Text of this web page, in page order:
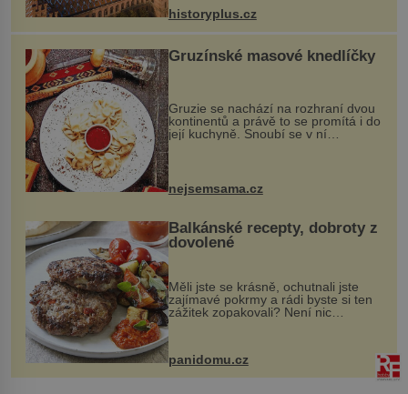
historyplus.cz
Gruzínské masové knedlíčky
Gruzie se nachází na rozhraní dvou
kontinentů a právě to se promítá i do
její kuchyně. Snoubí se v ní
evropské a asijské chutě a díky tomu
pokrmy, které rozhodně st...
nejsemsama.cz
Balkánské recepty, dobroty z
dovolené
Měli jste se krásně, ochutnali jste
zajímavé pokrmy a rádi byste si ten
zážitek zopakovali? Není nic
snazšího. Pljeskavica (10 porcí)
Možná jste ji ochutnali na dovolené v
bývalé Jugoslávii, lze ji vi...
panidomu.cz